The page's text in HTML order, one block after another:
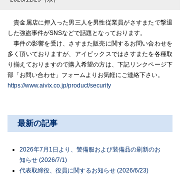
貴金属店に押入った男三人を男性従業員がさすまたで撃退
した強盗事件がSNSなどで話題となっております。
事件の影響を受け、さすまた販売に関するお問い合わせを
多く頂いておりますが、アイビックスではさすまたを各種取
り揃えておりますので購入希望の方は、下記リンクページ下
部「お問い合わせ」フォームよりお気軽にご連絡下さい。
https://www.aivix.co.jp/product/security
最新の記事
2026年7月1日より、警備服および装備品の刷新のお
知らせ (2026/7/1)
代表取締役、役員に関するお知らせ (2026/6/23)